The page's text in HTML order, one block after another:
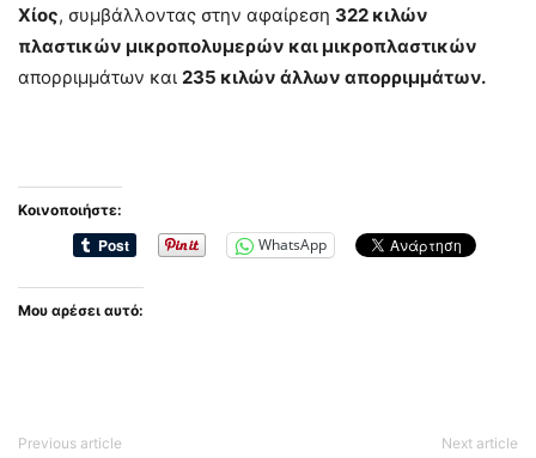
Χίος, συμβάλλοντας στην αφαίρεση 322 κιλών
πλαστικών μικροπολυμερών και μικροπλαστικών
απορριμμάτων και 235 κιλών άλλων απορριμμάτων.
Κοινοποιήστε:
WhatsApp
Μου αρέσει αυτό:
Previous article Next article